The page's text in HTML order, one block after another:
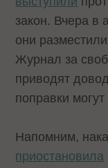
закон. Вчера в
они
Журнал за
приводят
поправки
Напомним,
приостановила